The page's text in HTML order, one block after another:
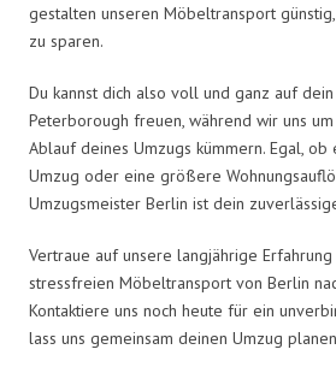
gestalten unseren Möbeltransport
zu sparen.
Du kannst dich also voll und ganz auf
Peterborough freuen, während wir uns
Ablauf deines Umzugs kümmern. Egal, ob
Umzug oder eine größere
Umzugsmeister Berlin ist dein
Vertraue auf unsere langjährige
stressfreien Möbeltransport von Berlin
Kontaktiere uns noch heute für ein
lass uns gemeinsam deinen Umzug